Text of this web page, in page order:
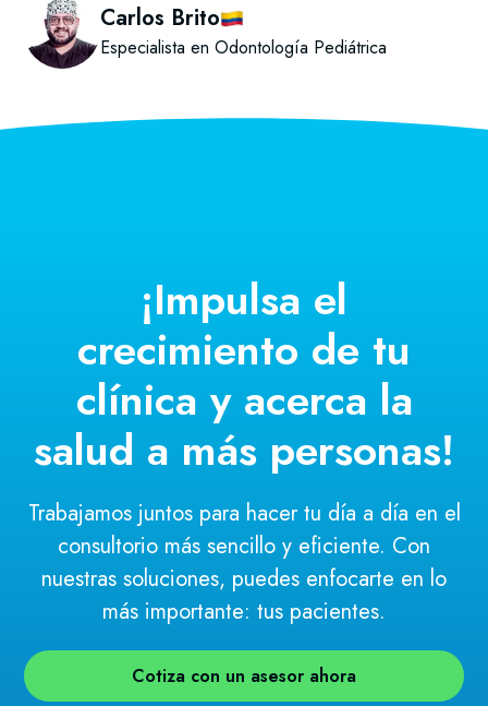
Carlos Brito
Especialista en Odontología Pediátrica
¡Impulsa el
crecimiento de tu
clínica y acerca la
salud a más personas!
Trabajamos juntos para hacer tu día a día en el
consultorio más sencillo y eficiente. Con
nuestras soluciones, puedes enfocarte en lo
más importante: tus pacientes.
Cotiza con un asesor ahora